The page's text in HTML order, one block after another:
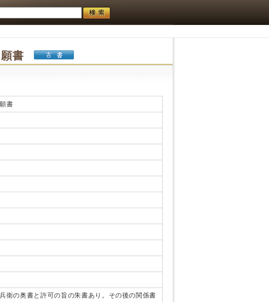
書
書
衛の奥書と許可の旨の朱書あり。その後の関係書